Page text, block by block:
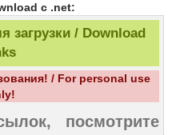
с .net:
/ Download
/ For personal use
посмотрите